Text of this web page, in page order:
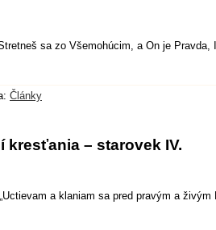
sa zo Všemohúcim, a On je Pravda,
Články
kresťania – starovek IV.
a klaniam sa pred pravým a živým